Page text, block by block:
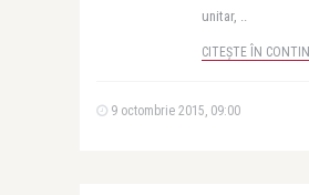
unitar, ..
CITEȘTE ÎN
9 octombrie 2015, 09:00